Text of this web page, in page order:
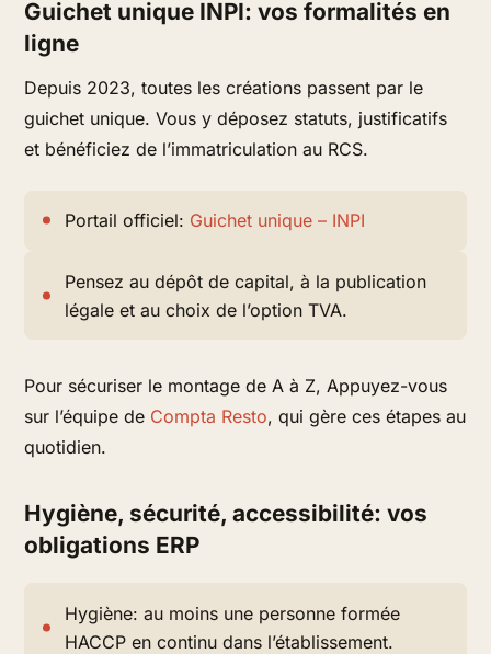
Guichet unique INPI: vos formalités en
ligne
Depuis 2023, toutes les créations passent par le
guichet unique. Vous y déposez statuts, justificatifs
et bénéficiez de l’immatriculation au RCS.
Portail officiel: Guichet unique – INPI
Pensez au dépôt de capital, à la publication
légale et au choix de l’option TVA.
Pour sécuriser le montage de A à Z, Appuyez-vous
sur l’équipe de Compta Resto, qui gère ces étapes au
quotidien.
Hygiène, sécurité, accessibilité: vos
obligations ERP
Hygiène: au moins une personne formée
HACCP en continu dans l’établissement.